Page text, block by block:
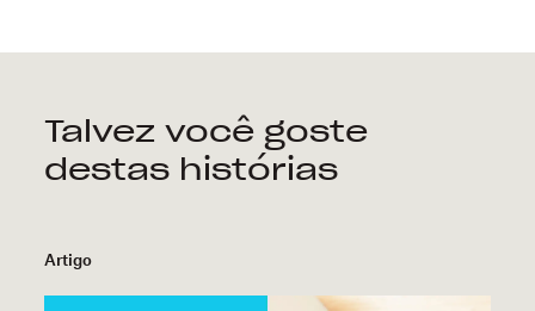
Talvez você goste
destas histórias
Artigo